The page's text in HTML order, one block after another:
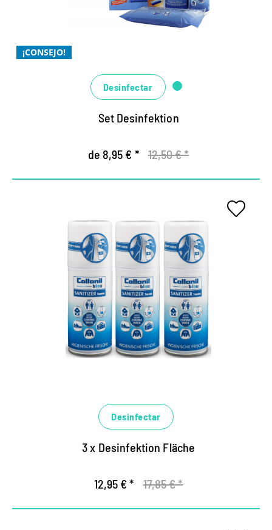
¡CONSEJO!
Altamente efectivo y fácil de usar.
Desinfectar
Set Desinfektion
de 8,95 € * 12,50 € *
Desinfectar
3 x Desinfektion Fläche
12,95 € * 17,85 € *